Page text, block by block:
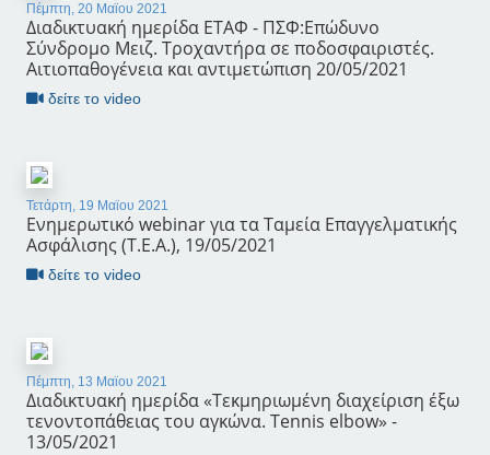
Πέμπτη, 20 Μαϊου 2021
Διαδικτυακή ημερίδα ΕΤΑΦ - ΠΣΦ:Επώδυνο
Σύνδρομο Μειζ. Τροχαντήρα σε ποδοσφαιριστές.
Αιτιοπαθογένεια και αντιμετώπιση 20/05/2021
δείτε το video
Τετάρτη, 19 Μαϊου 2021
Ενημερωτικό webinar για τα Ταμεία Επαγγελματικής
Ασφάλισης (Τ.Ε.Α.), 19/05/2021
δείτε το video
Πέμπτη, 13 Μαϊου 2021
Διαδικτυακή ημερίδα «Τεκμηριωμένη διαχείριση έξω
τενοντοπάθειας του αγκώνα. Tennis elbow» -
13/05/2021